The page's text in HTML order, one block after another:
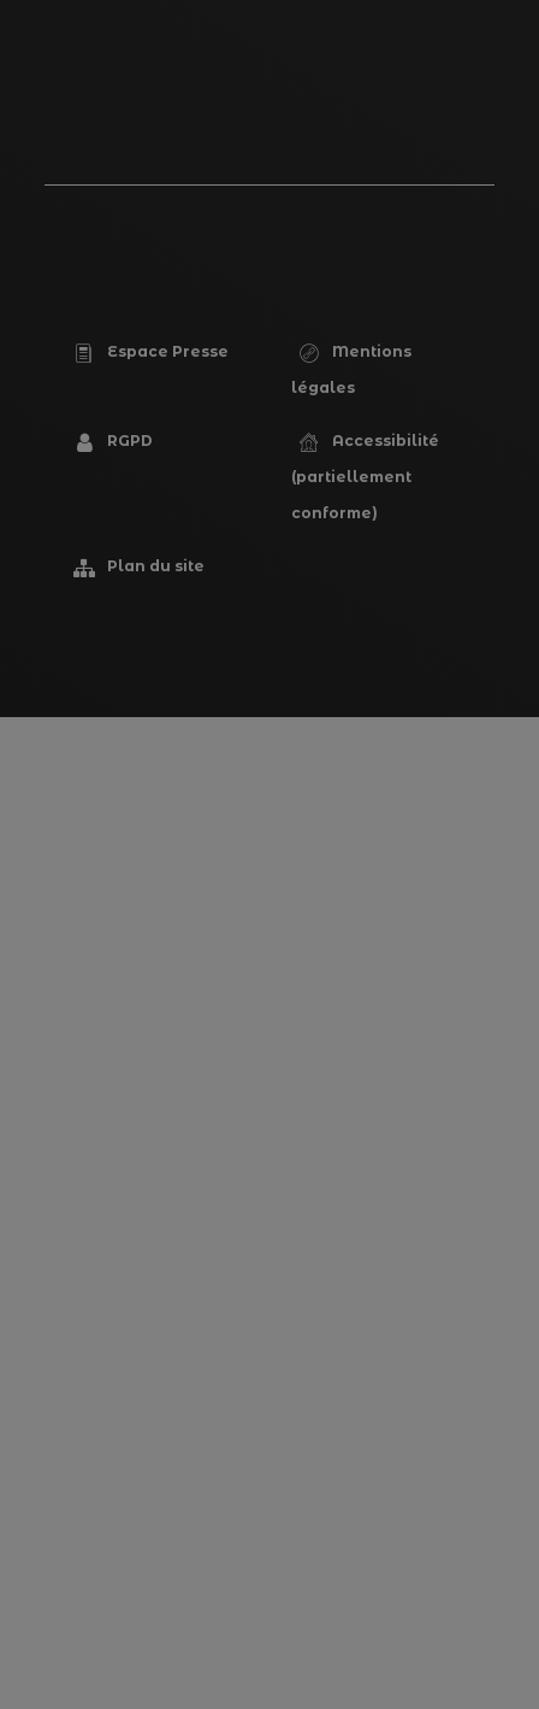
PIED
DE
Espace Presse
Mentions
légales
RGPD
Accessibilité
(partiellement
conforme)
Plan du site